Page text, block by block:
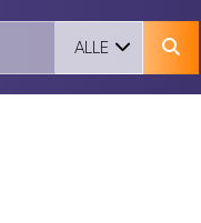
ALLE